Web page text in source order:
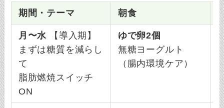
期間・テーマ 朝食
月〜水 【導入期】
まずは糖質を減らし
て
脂肪燃焼スイッチ
ON
ゆで卵2個
無糖ヨーグルト
（腸内環境ケア）